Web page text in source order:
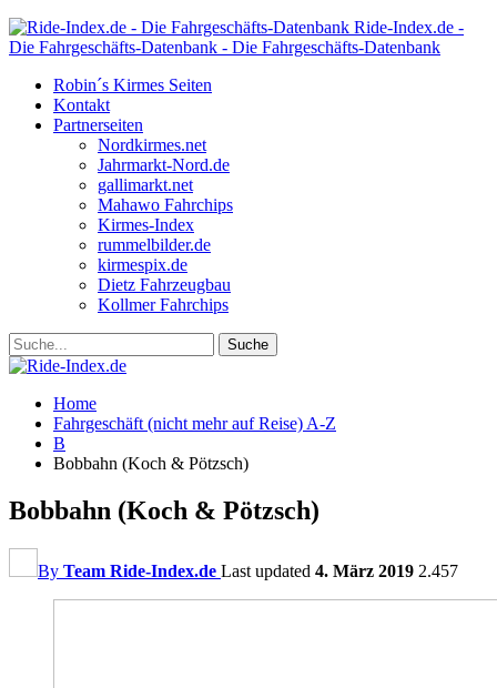
Ride-Index.de -
Die Fahrgeschäfts-Datenbank - Die Fahrgeschäfts-Datenbank
Robin´s Kirmes Seiten
Kontakt
Partnerseiten
Nordkirmes.net
Jahrmarkt-Nord.de
gallimarkt.net
Mahawo Fahrchips
Kirmes-Index
rummelbilder.de
kirmespix.de
Dietz Fahrzeugbau
Kollmer Fahrchips
Home
Fahrgeschäft (nicht mehr auf Reise) A-Z
B
Bobbahn (Koch & Pötzsch)
Bobbahn (Koch & Pötzsch)
By Team Ride-Index.de Last updated 4. März 2019 2.457